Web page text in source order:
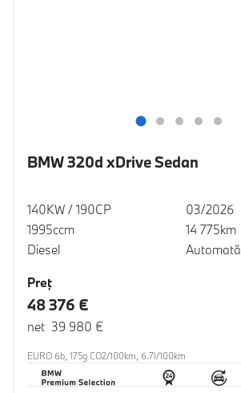
BMW 320d xDrive Sedan
140KW / 190CP
1995ccm
Diesel
03/2026
14 775km
Automată
Preţ
48 376 €
net 39 980 €
EURO 6b, 175g CO2/100km, 6.7l/100km